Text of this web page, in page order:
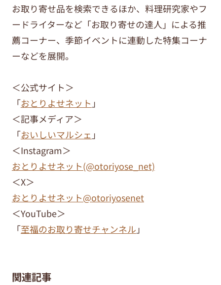
お取り寄せ品を検索できるほか、料理研究家やフ
ードライターなど「お取り寄せの達人」による推
薦コーナー、季節イベントに連動した特集コーナ
ーなどを展開。
＜公式サイト＞
「おとりよせネット 」
＜記事メディア＞
「おいしいマルシェ 」
＜Instagram＞
おとりよせネット(@otoriyose_net)
＜X＞
おとりよせネット@otoriyosenet
＜YouTube＞
「至福のお取り寄せチャンネル 」
関連記事